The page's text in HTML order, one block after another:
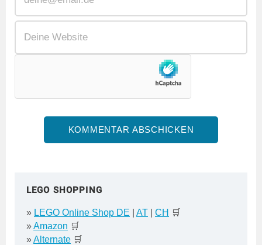
LEGO SHOPPING
» LEGO Online Shop DE AT CH 🛒
»Amazon 🛒
»Alternate 🛒